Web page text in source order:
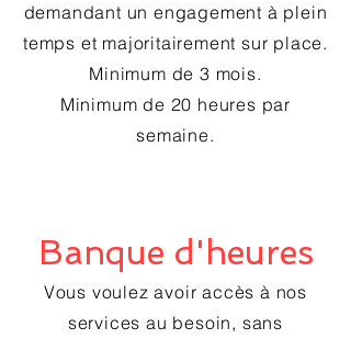
demandant un engagement à plein
temps et majoritairement sur place.
Minimum de 3 mois.
Minimum de 20 heures par
semaine.
Banque d'heures
Vous voulez avoir accès à nos
services au besoin, sans